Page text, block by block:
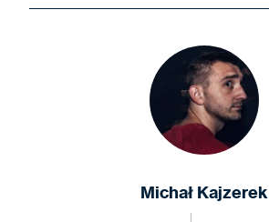
Michał Kajzerek